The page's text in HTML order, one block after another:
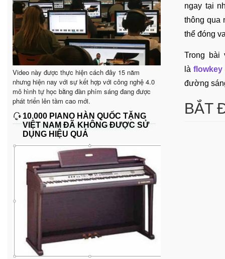
Video này được thực hiện cách đây 15 năm
nhưng hiện nay với sự kết hợp với công nghệ 4.0
mô hình tự học bằng đàn phím sáng đang được
phát triển lên tầm cao mới.
10.000 PIANO HÀN QUỐC TẶNG
VIỆT NAM ĐÃ KHÔNG ĐƯỢC SỬ
DỤNG HIỆU QUẢ
ngay tại
thông qua
thể đóng
Trong bài
là flowkey
đường
BẮT